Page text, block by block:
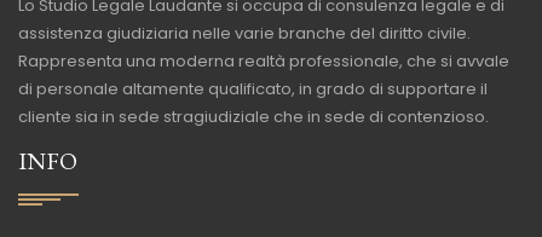
Lo Studio Legale Laudante si occupa di consulenza legale e di
assistenza giudiziaria nelle varie branche del diritto civile.
Rappresenta una moderna realtà professionale, che si avvale
di personale altamente qualificato, in grado di supportare il
cliente sia in sede stragiudiziale che in sede di contenzioso.
INFO